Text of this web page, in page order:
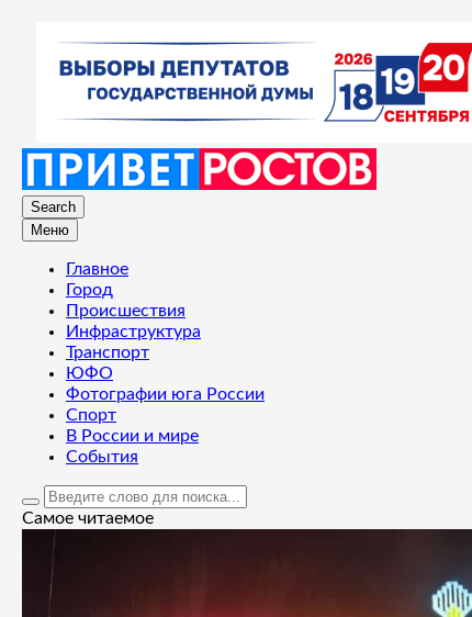
Search
Меню
Главное
Город
Происшествия
Инфраструктура
Транспорт
ЮФО
Фотографии юга России
Спорт
В России и мире
События
Самое читаемое